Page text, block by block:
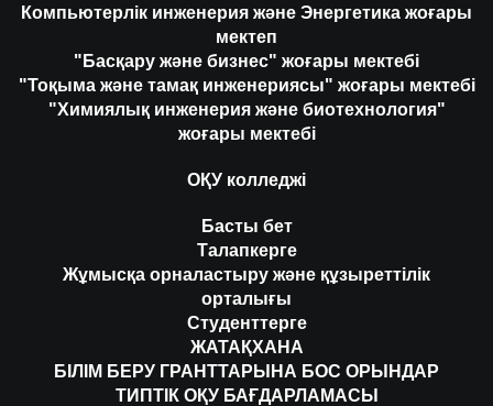
Компьютерлік инженерия және Энергетика жоғары
мектеп
"Басқару және бизнес" жоғары мектебі
"Тоқыма және тамақ инженериясы" жоғары мектебі
"Химиялық инженерия және биотехнология"
жоғары мектебі
ОҚУ колледжі
Басты бет
Талапкерге
Жұмысқа орналастыру және құзыреттілік
орталығы
Студенттерге
ЖАТАҚХАНА
БІЛІМ БЕРУ ГРАНТТАРЫНА БОС ОРЫНДАР
ТИПТІК ОҚУ БАҒДАРЛАМАСЫ